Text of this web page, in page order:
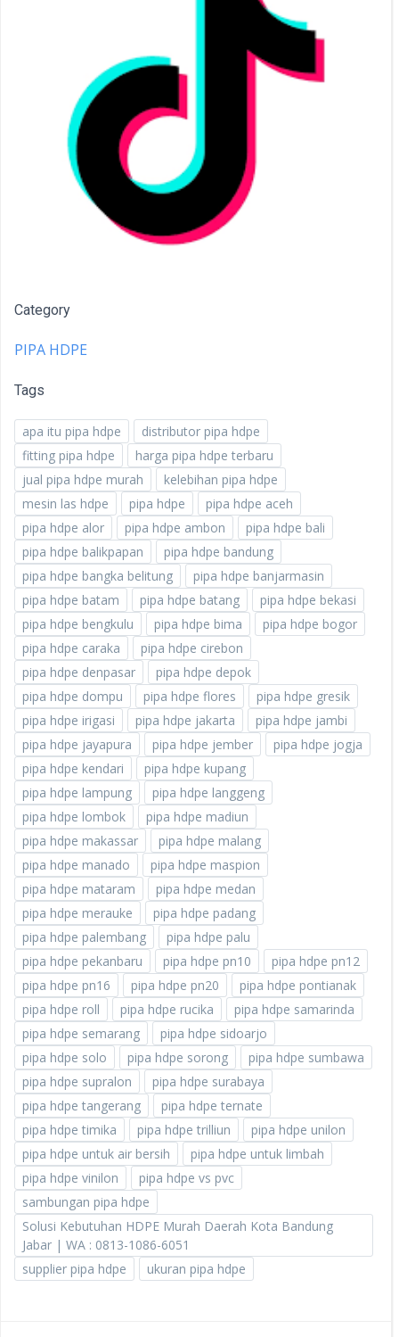
Category
PIPA HDPE
Tags
apa itu pipa hdpe
distributor pipa hdpe
fitting pipa hdpe
harga pipa hdpe terbaru
jual pipa hdpe murah
kelebihan pipa hdpe
mesin las hdpe
pipa hdpe
pipa hdpe aceh
pipa hdpe alor
pipa hdpe ambon
pipa hdpe bali
pipa hdpe balikpapan
pipa hdpe bandung
pipa hdpe bangka belitung
pipa hdpe banjarmasin
pipa hdpe batam
pipa hdpe batang
pipa hdpe bekasi
pipa hdpe bengkulu
pipa hdpe bima
pipa hdpe bogor
pipa hdpe caraka
pipa hdpe cirebon
pipa hdpe denpasar
pipa hdpe depok
pipa hdpe dompu
pipa hdpe flores
pipa hdpe gresik
pipa hdpe irigasi
pipa hdpe jakarta
pipa hdpe jambi
pipa hdpe jayapura
pipa hdpe jember
pipa hdpe jogja
pipa hdpe kendari
pipa hdpe kupang
pipa hdpe lampung
pipa hdpe langgeng
pipa hdpe lombok
pipa hdpe madiun
pipa hdpe makassar
pipa hdpe malang
pipa hdpe manado
pipa hdpe maspion
pipa hdpe mataram
pipa hdpe medan
pipa hdpe merauke
pipa hdpe padang
pipa hdpe palembang
pipa hdpe palu
pipa hdpe pekanbaru
pipa hdpe pn10
pipa hdpe pn12
pipa hdpe pn16
pipa hdpe pn20
pipa hdpe pontianak
pipa hdpe roll
pipa hdpe rucika
pipa hdpe samarinda
pipa hdpe semarang
pipa hdpe sidoarjo
pipa hdpe solo
pipa hdpe sorong
pipa hdpe sumbawa
pipa hdpe supralon
pipa hdpe surabaya
pipa hdpe tangerang
pipa hdpe ternate
pipa hdpe timika
pipa hdpe trilliun
pipa hdpe unilon
pipa hdpe untuk air bersih
pipa hdpe untuk limbah
pipa hdpe vinilon
pipa hdpe vs pvc
sambungan pipa hdpe
Solusi Kebutuhan HDPE Murah Daerah Kota Bandung
Jabar | WA : 0813-1086-6051
supplier pipa hdpe
ukuran pipa hdpe